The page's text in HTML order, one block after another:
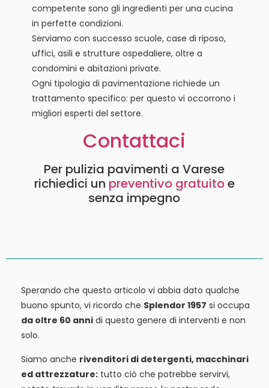
competente sono gli ingredienti per una cucina
in perfette condizioni.
Serviamo con successo scuole, case di riposo,
uffici, asili e strutture ospedaliere, oltre a
condomini e abitazioni private.
Ogni tipologia di pavimentazione richiede un
trattamento specifico: per questo vi occorrono i
migliori esperti del settore.
Contattaci
Per pulizia pavimenti a Varese
richiedici un preventivo gratuitoe
senza impegno
Sperando che questo articolo vi abbia dato qualche
buono spunto, vi ricordo che Splendor 1957 si occupa
da oltre 60 anni di questo genere di interventi e non
solo.
Siamo anche rivenditori di detergenti, macchinari
ed attrezzature: tutto ciò che potrebbe servirvi,